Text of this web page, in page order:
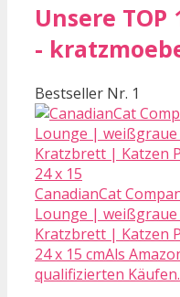
Unsere
-
Bestseller Nr. 1
CanadianCat
Lounge |
Kratzbrett | Katzen
24 x 15 cmAls
qualifizierten Käufen.